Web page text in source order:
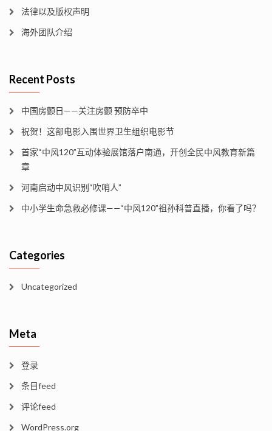
法律以及版权声明
海外团队介绍
Recent Posts
中国房颤日——关注房颤 预防卒中
祝贺！这部电影入围世界卫生组织电影节
首家“中风120”互动体验展馆落户南通，开创全民中风教育新篇
章
河南启动中风识别“吹哨人”
中小学生命急救必修课——“中风120”祖孙科普直播，你看了吗？
Categories
Uncategorized
Meta
登录
条目feed
评论feed
WordPress.org